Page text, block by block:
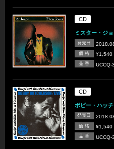
CD
ミスター・ジ
発売日
価 格 ¥1,540
品 番 UCCQ-
CD
ボビー・ハッ
発売日
価 格 ¥1,540
品 番 UCCQ-